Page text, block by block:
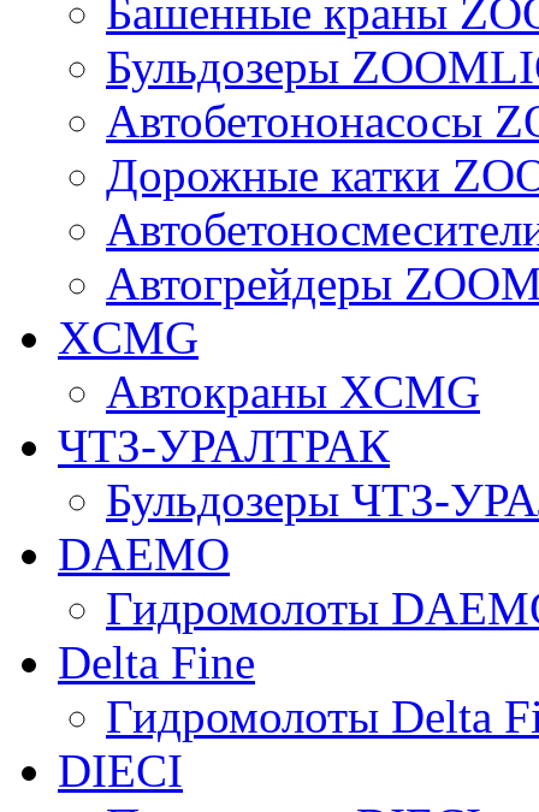
Башенные краны
Бульдозеры
Автобетононасосы
Дорожные катки
Автогрейдеры
XCMG
Автокраны XCMG
ЧТЗ-УРАЛТРАК
Бульдозеры ЧТЗ-
DAEMO
Гидромолоты
Delta Fine
Гидромолоты Delta
DIECI